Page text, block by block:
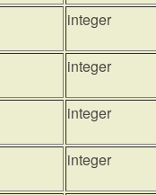
integer
integer
integer
integer